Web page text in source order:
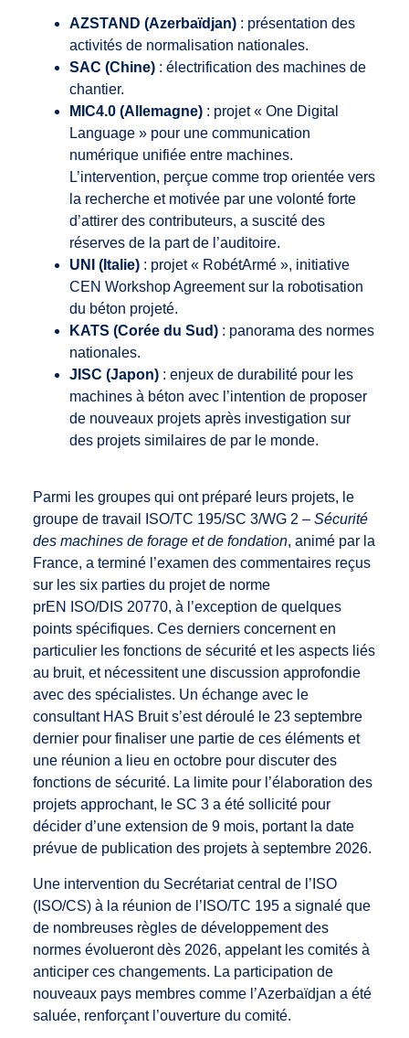
AZSTAND (Azerbaïdjan) : présentation des
activités de normalisation nationales.
SAC (Chine) : électrification des machines de
chantier.
MIC4.0 (Allemagne) : projet « One Digital
Language » pour une communication
numérique unifiée entre machines.
L’intervention, perçue comme trop orientée vers
la recherche et motivée par une volonté forte
d’attirer des contributeurs, a suscité des
réserves de la part de l’auditoire.
UNI (Italie) : projet « RobétArmé », initiative
CEN Workshop Agreement sur la robotisation
du béton projeté.
KATS (Corée du Sud) : panorama des normes
nationales.
JISC (Japon) : enjeux de durabilité pour les
machines à béton avec l’intention de proposer
de nouveaux projets après investigation sur
des projets similaires de par le monde.
Parmi les groupes qui ont préparé leurs projets, le
groupe de travail ISO/TC 195/SC 3/WG 2 – Sécurité
des machines de forage et de fondation, animé par la
France, a terminé l’examen des commentaires reçus
sur les six parties du projet de norme
prEN ISO/DIS 20770, à l’exception de quelques
points spécifiques. Ces derniers concernent en
particulier les fonctions de sécurité et les aspects liés
au bruit, et nécessitent une discussion approfondie
avec des spécialistes. Un échange avec le
consultant HAS Bruit s’est déroulé le 23 septembre
dernier pour finaliser une partie de ces éléments et
une réunion a lieu en octobre pour discuter des
fonctions de sécurité. La limite pour l’élaboration des
projets approchant, le SC 3 a été sollicité pour
décider d’une extension de 9 mois, portant la date
prévue de publication des projets à septembre 2026.
Une intervention du Secrétariat central de l’ISO
(ISO/CS) à la réunion de l’ISO/TC 195 a signalé que
de nombreuses règles de développement des
normes évolueront dès 2026, appelant les comités à
anticiper ces changements. La participation de
nouveaux pays membres comme l’Azerbaïdjan a été
saluée, renforçant l’ouverture du comité.